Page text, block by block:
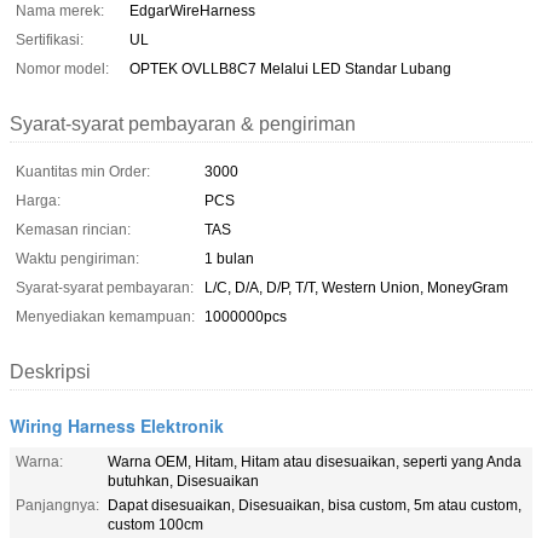
Nama merek:
EdgarWireHarness
Sertifikasi:
UL
Nomor model:
OPTEK OVLLB8C7 Melalui LED Standar Lubang
Syarat-syarat pembayaran & pengiriman
Kuantitas min Order:
3000
Harga:
PCS
Kemasan rincian:
TAS
Waktu pengiriman:
1 bulan
Syarat-syarat pembayaran:
L/C, D/A, D/P, T/T, Western Union, MoneyGram
Menyediakan kemampuan:
1000000pcs
Deskripsi
Wiring Harness Elektronik
Warna:
Warna OEM, Hitam, Hitam atau disesuaikan, seperti yang Anda
butuhkan, Disesuaikan
Panjangnya: Dapat disesuaikan, Disesuaikan, bisa custom, 5m atau custom,
custom 100cm